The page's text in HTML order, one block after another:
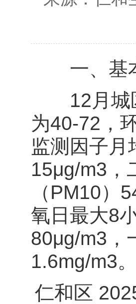
一、基
12月城区
为40-72，
监测因子月
15μg/m3，
（PM10）
氧日最大8
80μg/m3，
1.6mg/m3。
仁和区